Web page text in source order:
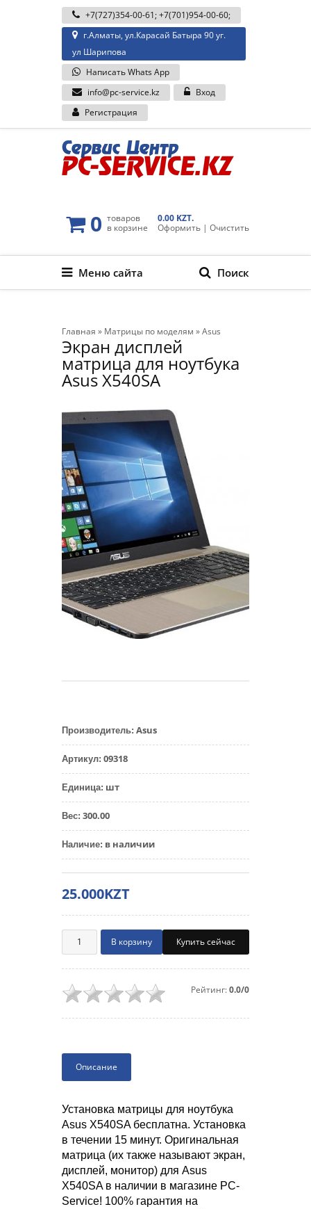
+7(727)354-00-61;+7(701)954-00-60;
г.Алматы, ул.Карасай Батыра 90 уг.
ул Шарипова
Написать Whats App
info@pc-service.kz
Вход
Регистрация
0 товаров
в корзине
0.00 KZT.
Оформить | Очистить
Меню сайта Поиск
Главная » Матрицы по моделям »Asus
Экран дисплей
матрица для ноутбука
Asus X540SA
Производитель: Asus
Артикул: 09318
Единица: шт
Вес: 300.00
Наличие: в наличии
25.000KZT
Купить сейчас
Рейтинг:0.0/0
Описание
Установка матрицы для ноутбука
Asus X540SA бесплатна. Установка
в течении 15 минут. Оригинальная
матрица (их также называют экран,
дисплей, монитор) для Asus
X540SA в наличии в магазине PC-
Service! 100% гарантия на